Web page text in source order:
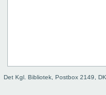
Det Kgl. Bibliotek, Postbox 2149,